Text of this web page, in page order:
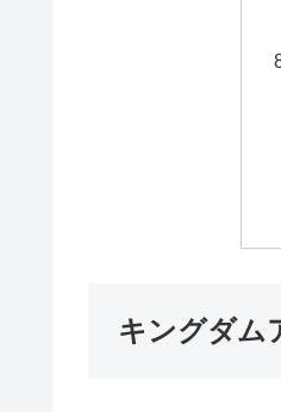
キングダム